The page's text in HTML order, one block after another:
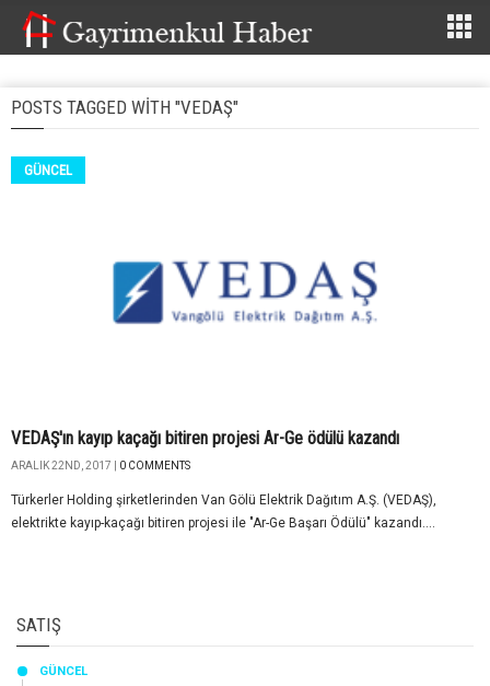
POSTS TAGGED WITH "VEDAŞ"
GÜNCEL
VEDAŞ'ın kayıp kaçağı bitiren projesi Ar-Ge ödülü kazandı
ARALIK 22ND, 2017 | 0 COMMENTS
Türkerler Holding şirketlerinden Van Gölü Elektrik Dağıtım A.Ş. (VEDAŞ),
elektrikte kayıp-kaçağı bitiren projesi ile "Ar-Ge Başarı Ödülü" kazandı....
SATIŞ
GÜNCEL